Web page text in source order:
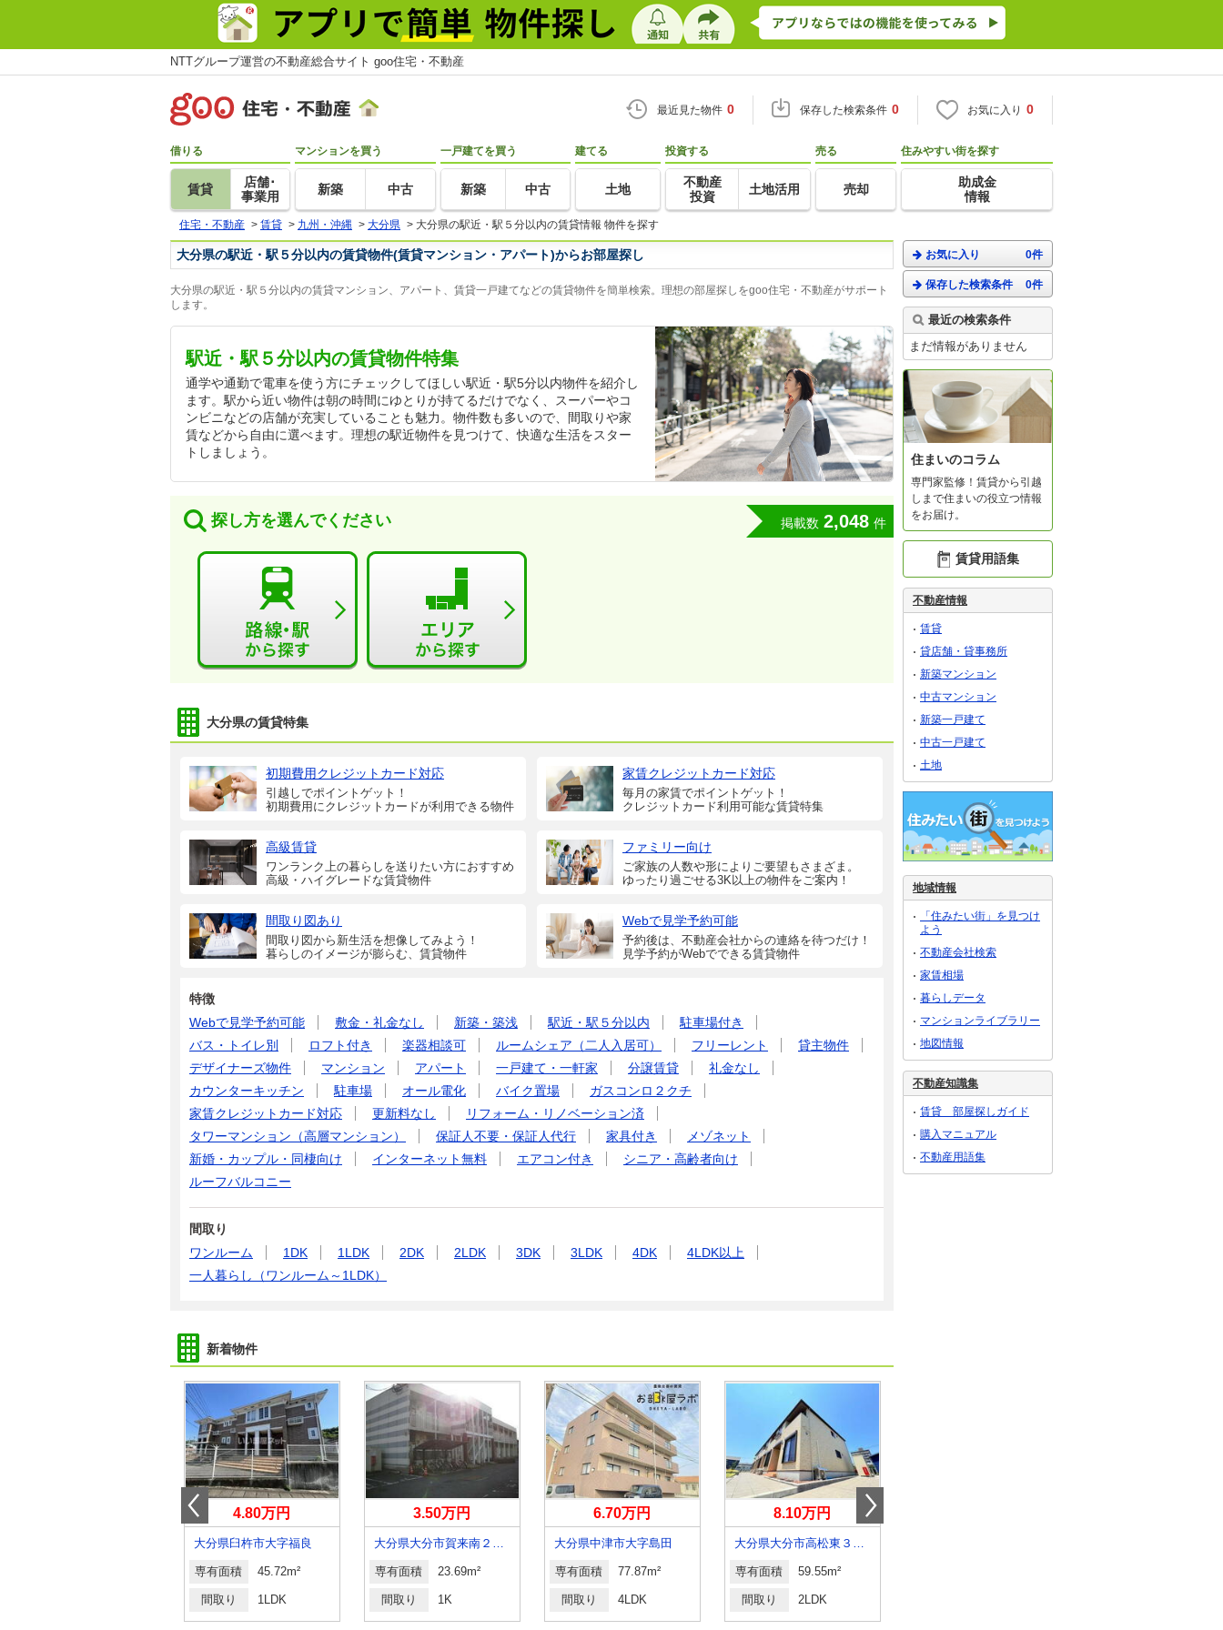
NTTグループ運営の不動産総合サイト goo住宅・不動産
最近見た物件 0 保存した検索条件 0 お気に入り 0
借りる
賃貸
店舗･
事業用
マンションを買う
新築 中古
一戸建てを買う
新築 中古
建てる
土地
投資する
不動産
投資
土地活用
売る
売却
住みやすい街を探す
助成金
情報
住宅・不動産 > 賃貸 > 九州・沖縄 > 大分県 > 大分県の駅近・駅５分以内の賃貸情報 物件を探す
大分県の駅近・駅５分以内の賃貸物件(賃貸マンション・アパート)からお部屋探し
大分県の駅近・駅５分以内の賃貸マンション、アパート、賃貸一戸建てなどの賃貸物件を簡単検索。理想の部屋探しをgoo住宅・不動産がサポート
します。
駅近・駅５分以内の賃貸物件特集
通学や通勤で電車を使う方にチェックしてほしい駅近・駅5分以内物件を紹介し
ます。駅から近い物件は朝の時間にゆとりが持てるだけでなく、スーパーやコ
ンビニなどの店舗が充実していることも魅力。物件数も多いので、間取りや家
賃などから自由に選べます。理想の駅近物件を見つけて、快適な生活をスター
トしましょう。
探し方を選んでください 掲載数 2,048 件
大分県の賃貸特集
初期費用クレジットカード対応
引越しでポイントゲット！
初期費用にクレジットカードが利用できる物件
家賃クレジットカード対応
毎月の家賃でポイントゲット！
クレジットカード利用可能な賃貸特集
高級賃貸
ワンランク上の暮らしを送りたい方におすすめ
高級・ハイグレードな賃貸物件
ファミリー向け
ご家族の人数や形によりご要望もさまざま。
ゆったり過ごせる3K以上の物件をご案内！
間取り図あり
間取り図から新生活を想像してみよう！
暮らしのイメージが膨らむ、賃貸物件
Webで見学予約可能
予約後は、不動産会社からの連絡を待つだけ！
見学予約がWebでできる賃貸物件
特徴
Webで見学予約可能
敷金・礼金なし 新築・築浅 駅近・駅５分以内
駐車場付き
バス・トイレ別
ロフト付き 楽器相談可 ルームシェア（二人入居可） フリーレント
貸主物件
デザイナーズ物件
マンション アパート 一戸建て・一軒家 分譲賃貸
礼金なし
カウンターキッチン
駐車場 オール電化 バイク置場
ガスコンロ２クチ
家賃クレジットカード対応
更新料なし
リフォーム・リノベーション済
タワーマンション（高層マンション）
保証人不要・保証人代行 家具付き
メゾネット
新婚・カップル・同棲向け
インターネット無料 エアコン付き
シニア・高齢者向け
ルーフバルコニー
間取り
ワンルーム
1DK 1LDK 2DK 2LDK 3DK 3LDK 4DK
4LDK以上
一人暮らし（ワンルーム～1LDK）
新着物件
4.80万円
大分県臼杵市大字福良
専有面積 45.72m²
間取り 1LDK
3.50万円
大分県大分市賀来南２丁目
専有面積 23.69m²
間取り 1K
6.70万円
大分県中津市大字島田
専有面積 77.87m²
間取り 4LDK
8.10万円
大分県大分市高松東３丁目
専有面積 59.55m²
間取り 2LDK
お気に入り 0件
保存した検索条件 0件
最近の検索条件
まだ情報がありません
住まいのコラム
専門家監修！賃貸から引越
しまで住まいの役立つ情報
をお届け。
賃貸用語集
不動産情報
賃貸
貸店舗・貸事務所
新築マンション
中古マンション
新築一戸建て
中古一戸建て
土地
地域情報
「住みたい街」を見つけ
よう
不動産会社検索
家賃相場
暮らしデータ
マンションライブラリー
地図情報
不動産知識集
賃貸 部屋探しガイド
購入マニュアル
不動産用語集